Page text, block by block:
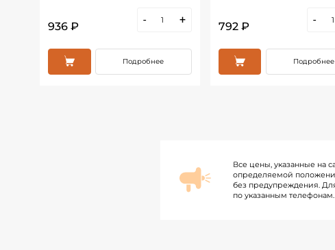
936 ₽
- +
Подробнее
792 ₽
-
Подробнее
Все цены, указанные на
определяемой
без предупреждения.
по указанным телефонам.